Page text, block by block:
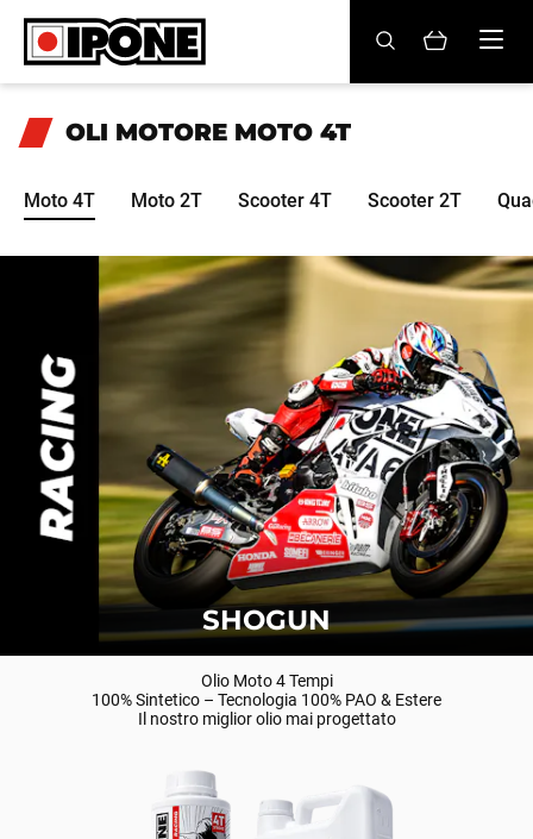
Ipone
OLI MOTORE
LIFESTYLE
Rivenditori
Account
IT DE EN ES FR BE
OLI MOTORE MOTO 4T
Moto 4T Moto 2T Scooter 4T Scooter 2T
SHOGUN
Olio Moto 4 Tempi
100% Sintetico – Tecnologia 100% PAO & Estere
Il nostro miglior olio mai progettato